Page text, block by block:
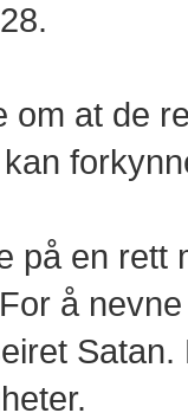
om at de
på en rett
å